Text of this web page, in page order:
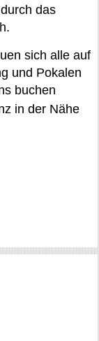
das
sich alle auf
und Pokalen
buchen
in der Nähe